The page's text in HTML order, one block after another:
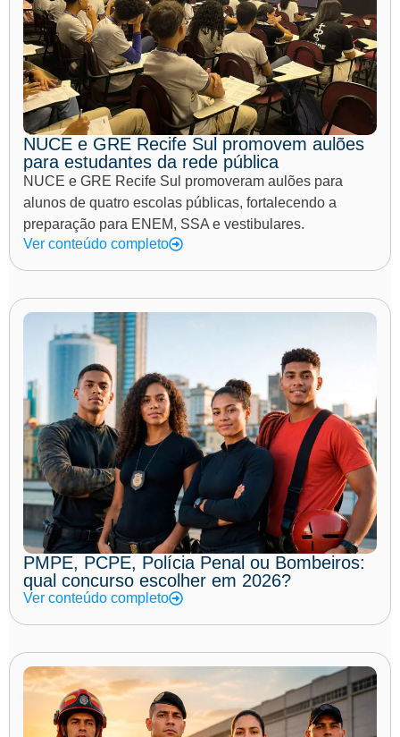
NUCE e GRE Recife Sul promovem aulões
para estudantes da rede pública
NUCE e GRE Recife Sul promoveram aulões para
alunos de quatro escolas públicas, fortalecendo a
preparação para ENEM, SSA e vestibulares.
Ver conteúdo completo
PMPE, PCPE, Polícia Penal ou Bombeiros:
qual concurso escolher em 2026?
Ver conteúdo completo